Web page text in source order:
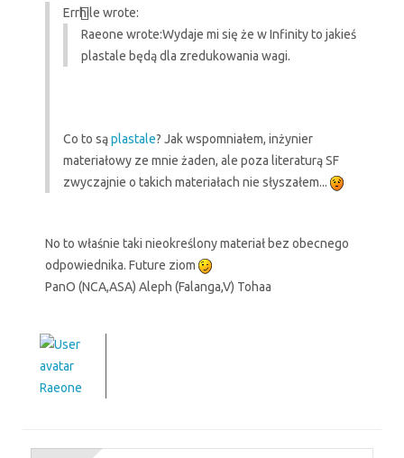
Errhile wrote:
Raeone wrote:Wydaje mi się że w Infinity to jakieś
plastale będą dla zredukowania wagi.
Co to sąplastale? Jak wspomniałem, inżynier
materiałowy ze mnie żaden, ale poza literaturą SF
zwyczajnie o takich materiałach nie słyszałem...
No to właśnie taki nieokreślony materiał bez obecnego
odpowiednika. Future ziom
PanO (NCA,ASA) Aleph (Falanga,V) Tohaa
Raeone